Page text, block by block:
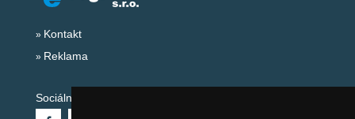
Kontakt
Reklama
Sociální sítě: